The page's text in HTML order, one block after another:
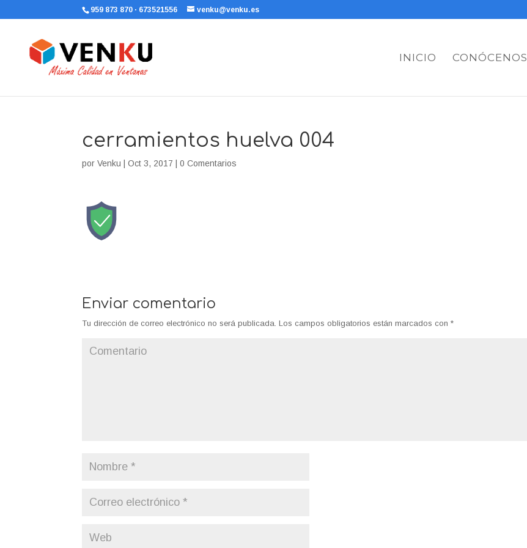
959 873 870 · 673521556 venku@venku.es
INICIO CONÓCENOS
cerramientos huelva 004
porVenku |Oct 3, 2017 |0 Comentarios
Enviar comentario
Tu dirección de correo electrónico no será publicada. Los campos obligatorios están marcados con*